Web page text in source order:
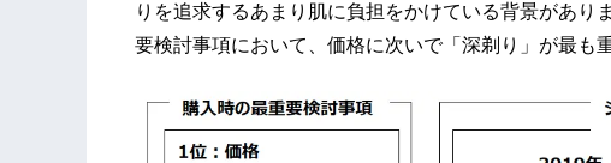
りを追求するあまり肌に負担をかけている背景があり
要検討事項において、価格に次いで「深剃り」が最も